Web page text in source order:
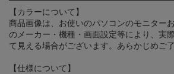
【カラーについて】
商品画像は、お使いのパソコンのモニター
のメーカー・機種・画面設定等により、実
て見える場合がございます。あらかじめご
【仕様について】